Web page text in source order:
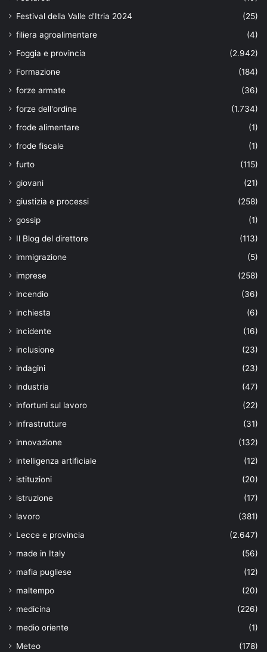
Festival della Valle d'Itria 2024
(25)
filiera agroalimentare
(4)
Foggia e provincia
(2.942)
Formazione
(184)
forze armate
(36)
forze dell'ordine
(1.734)
frode alimentare
(1)
frode fiscale
(1)
furto
(115)
giovani
(21)
giustizia e processi
(258)
gossip
(1)
Il Blog del direttore
(113)
immigrazione
(5)
imprese
(258)
incendio
(36)
inchiesta
(6)
incidente
(16)
inclusione
(23)
indagini
(23)
industria
(47)
infortuni sul lavoro
(22)
infrastrutture
(31)
innovazione
(132)
intelligenza artificiale
(12)
istituzioni
(20)
istruzione
(17)
lavoro
(381)
Lecce e provincia
(2.647)
made in Italy
(56)
mafia pugliese
(12)
maltempo
(20)
medicina
(226)
medio oriente
(1)
Meteo
(178)